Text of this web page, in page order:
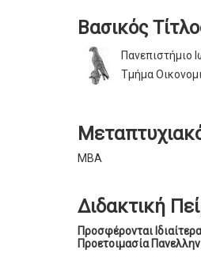
Βασικός
Πανεπιστήμιο
Τμήμα
ΜΒΑ
Διδακτική
Προσφέρονται
Προετοιμασία